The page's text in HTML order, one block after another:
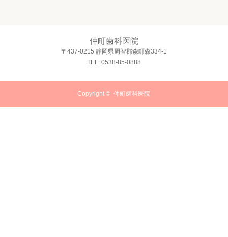
仲町歯科医院
〒437-0215 静岡県周智郡森町森334-1
TEL: 0538-85-0888
Copyright ©仲町歯科医院